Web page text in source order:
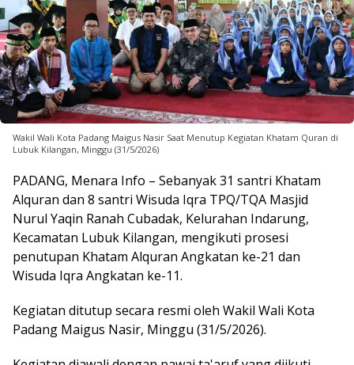
Wakil Wali Kota Padang Maigus Nasir Saat Menutup Kegiatan Khatam Quran di
Lubuk Kilangan, Minggu (31/5/2026)
PADANG, Menara Info – Sebanyak 31 santri Khatam
Alquran dan 8 santri Wisuda Iqra TPQ/TQA Masjid
Nurul Yaqin Ranah Cubadak, Kelurahan Indarung,
Kecamatan Lubuk Kilangan, mengikuti prosesi
penutupan Khatam Alquran Angkatan ke-21 dan
Wisuda Iqra Angkatan ke-11.
Kegiatan ditutup secara resmi oleh Wakil Wali Kota
Padang Maigus Nasir, Minggu (31/5/2026).